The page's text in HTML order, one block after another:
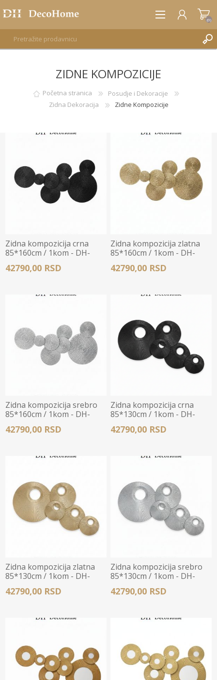
REGISTRUJTE SE
PRIJAVA
(0)
ZIDNE KOMPOZICIJE
Početna stranica
Posudje i Dekoracije
Zidna Dekoracija
Zidne Kompozicije
Zidna kompozicija crna
85*160cm / 1kom - DH-
42790,00 RSD
Zidna kompozicija zlatna
85*160cm / 1kom - DH-
42790,00 RSD
Zidna kompozicija srebro
85*160cm / 1kom - DH-
42790,00 RSD
Zidna kompozicija crna
85*130cm / 1kom - DH-
42790,00 RSD
Zidna kompozicija zlatna
85*130cm / 1kom - DH-
42790,00 RSD
Zidna kompozicija srebro
85*130cm / 1kom - DH-
42790,00 RSD